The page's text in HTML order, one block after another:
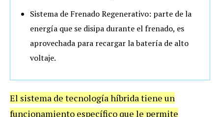
Sistema de Frenado Regenerativo: parte de la
energía que se disipa durante el frenado, es
aprovechada para recargar la batería de alto
voltaje.
El sistema de tecnología híbrida tiene un
funcionamiento específico que le permite